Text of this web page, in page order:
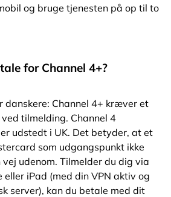
og bruge tjenesten på op til to
for Channel 4+?
danskere: Channel 4+ kræver et
tilmelding. Channel 4
udstedt i UK. Det betyder, at et
som udgangspunkt ikke
udenom. Tilmelder du dig via
eller iPad (med din VPN aktiv og
server), kan du betale med dit